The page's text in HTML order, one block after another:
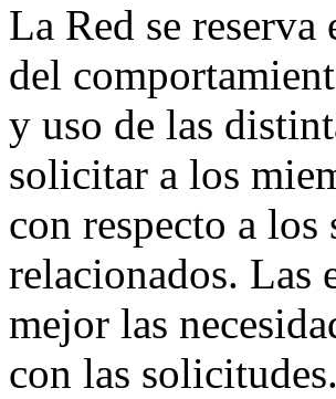
La Red se
del
y uso de las
solicitar a los
con respecto a
relacionados. Las
mejor las
con las solicitudes.